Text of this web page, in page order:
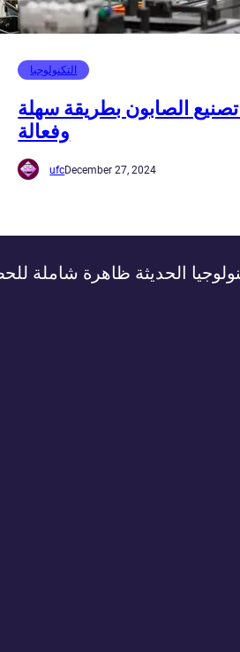
التكنولوجيا
تصنيع الصابون بطريقة سهلة
وفعالة
ufcDecember 27, 2024
الحديثة ظاهرة شاملة